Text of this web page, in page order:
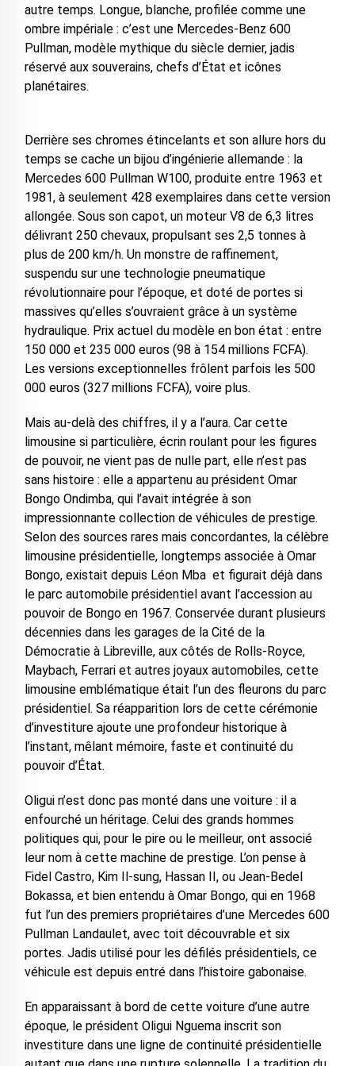
autre temps. Longue, blanche, profilée comme une
ombre impériale : c’est une Mercedes-Benz 600
Pullman, modèle mythique du siècle dernier, jadis
réservé aux souverains, chefs d’État et icônes
planétaires.
Derrière ses chromes étincelants et son allure hors du
temps se cache un bijou d’ingénierie allemande : la
Mercedes 600 Pullman W100, produite entre 1963 et
1981, à seulement 428 exemplaires dans cette version
allongée. Sous son capot, un moteur V8 de 6,3 litres
délivrant 250 chevaux, propulsant ses 2,5 tonnes à
plus de 200 km/h. Un monstre de raffinement,
suspendu sur une technologie pneumatique
révolutionnaire pour l’époque, et doté de portes si
massives qu’elles s’ouvraient grâce à un système
hydraulique. Prix actuel du modèle en bon état : entre
150 000 et 235 000 euros (98 à 154 millions FCFA).
Les versions exceptionnelles frôlent parfois les 500
000 euros (327 millions FCFA), voire plus.
Mais au-delà des chiffres, il y a l’aura. Car cette
limousine si particulière, écrin roulant pour les figures
de pouvoir, ne vient pas de nulle part, elle n’est pas
sans histoire : elle a appartenu au président Omar
Bongo Ondimba, qui l’avait intégrée à son
impressionnante collection de véhicules de prestige.
Selon des sources rares mais concordantes, la célèbre
limousine présidentielle, longtemps associée à Omar
Bongo, existait depuis Léon Mba et figurait déjà dans
le parc automobile présidentiel avant l’accession au
pouvoir de Bongo en 1967. Conservée durant plusieurs
décennies dans les garages de la Cité de la
Démocratie à Libreville, aux côtés de Rolls-Royce,
Maybach, Ferrari et autres joyaux automobiles, cette
limousine emblématique était l’un des fleurons du parc
présidentiel. Sa réapparition lors de cette cérémonie
d’investiture ajoute une profondeur historique à
l’instant, mêlant mémoire, faste et continuité du
pouvoir d’État.
Oligui n’est donc pas monté dans une voiture : il a
enfourché un héritage. Celui des grands hommes
politiques qui, pour le pire ou le meilleur, ont associé
leur nom à cette machine de prestige. L’on pense à
Fidel Castro, Kim Il-sung, Hassan II, ou Jean-Bedel
Bokassa, et bien entendu à Omar Bongo, qui en 1968
fut l’un des premiers propriétaires d’une Mercedes 600
Pullman Landaulet, avec toit découvrable et six
portes. Jadis utilisé pour les défilés présidentiels, ce
véhicule est depuis entré dans l’histoire gabonaise.
En apparaissant à bord de cette voiture d’une autre
époque, le président Oligui Nguema inscrit son
investiture dans une ligne de continuité présidentielle